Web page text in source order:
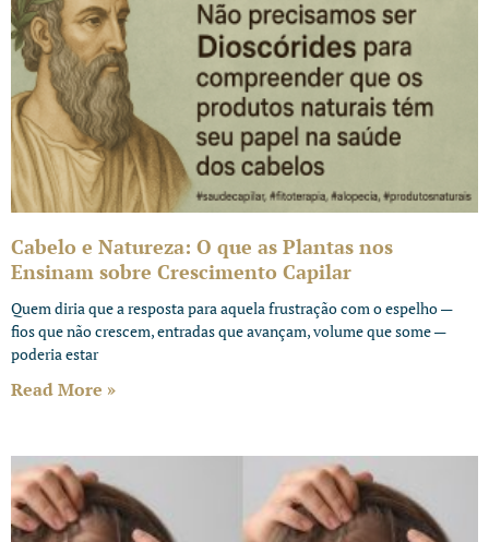
Cabelo e Natureza: O que as Plantas nos
Ensinam sobre Crescimento Capilar
Quem diria que a resposta para aquela frustração com o espelho —
fios que não crescem, entradas que avançam, volume que some —
poderia estar
Read More »